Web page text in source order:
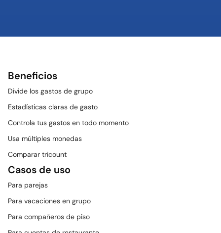
Beneficios
Divide los gastos de grupo
Estadísticas claras de gasto
Controla tus gastos en todo momento
Usa múltiples monedas
Comparar tricount
Casos de uso
Para parejas
Para vacaciones en grupo
Para compañeros de piso